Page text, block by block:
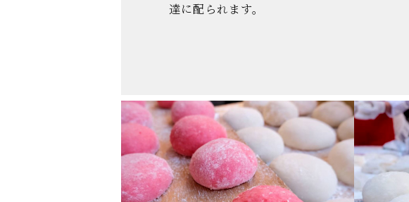
達に配られます。